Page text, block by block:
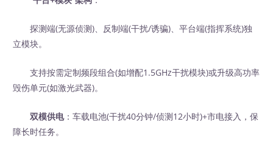
探测端(无源侦测)、反制端(干扰/诱骗)、平台端(指挥系统)独
立模块。
支持按需定制频段组合(如增配1.5GHz干扰模块)或升级高功率
毁伤单元(如激光武器)。
双模供电：车载电池(干扰40分钟/侦测12小时)+市电接入，保
障长时任务。